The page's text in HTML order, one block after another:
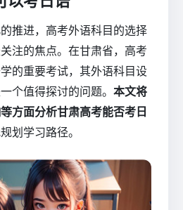
推进，高考外语科目的选择
注的焦点。在甘肃省，高考
的重要考试，其外语科目设
个值得探讨的问题。 本文将
方面分析甘肃高考能否考日
划学习路径。